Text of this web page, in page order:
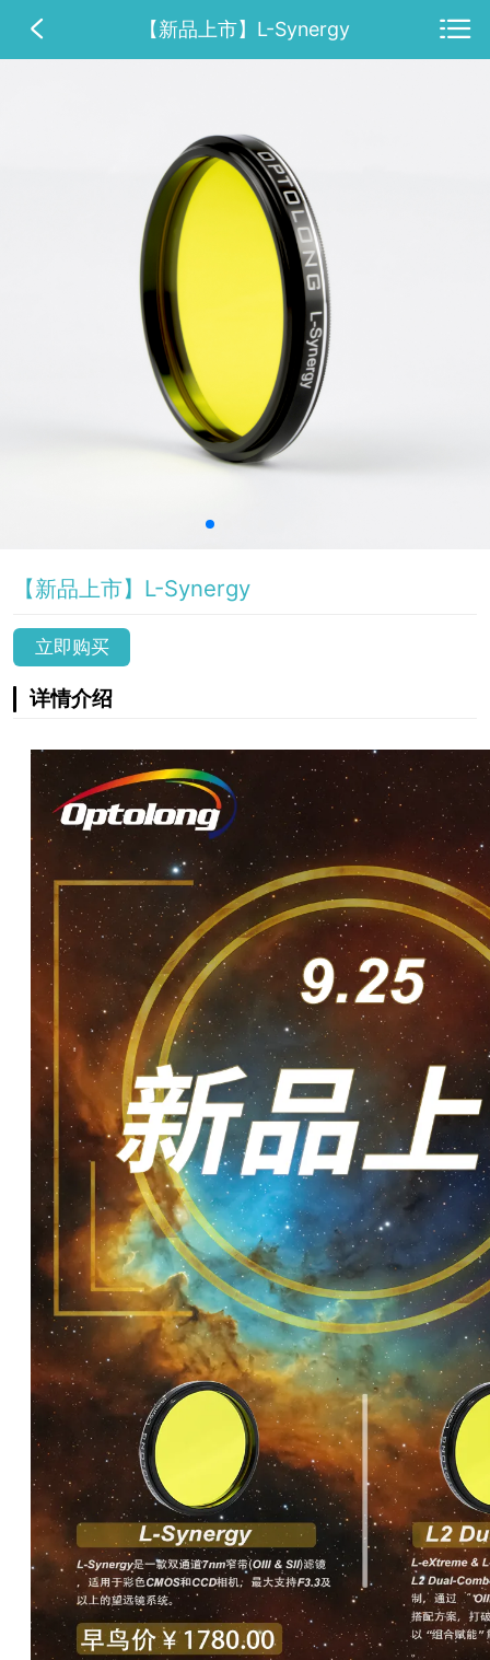
【新品上市】L-Synergy
【新品上市】L-Synergy
立即购买
详情介绍